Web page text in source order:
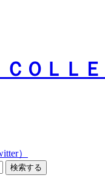
ＯＬＬＥ
検索する